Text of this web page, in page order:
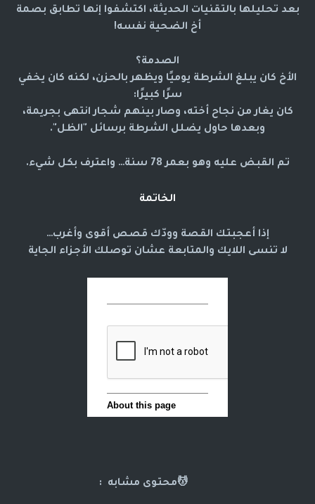
بعد تحليلها بالتقنيات الحديثة، اكتشفوا إنها تطابق بصمة
أخ الضحية نفسه!
الصدمة؟
الأخ كان يبلغ الشرطة يوميًا ويظهر بالحزن، لكنه كان يخفي
سرًا كبيرًا:
كان يغار من نجاح أخته، وصار بينهم شجار انتهى بجريمة،
وبعدها حاول يضلل الشرطة برسائل "الظل".
تم القبض عليه وهو بعمر 78 سنة… واعترف بكل شيء.
الخاتمة
إذا أعجبتك القصة وودّك قصص أقوى وأغرب…
لا تنسى اللايك والمتابعة عشان توصلك الأجزاء الجاية
💆محتوى مشابه :